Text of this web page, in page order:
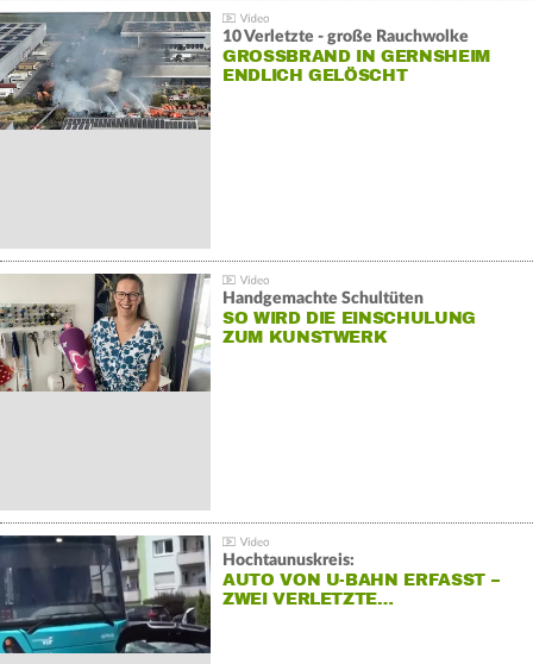
10 Verletzte - große Rauchwolke
GROSSBRAND IN GERNSHEIM E
NDLICH GELÖSCHT
Handgemachte Schultüten
SO WIRD DIE EINSCHULUNG
ZUM KUNSTWERK
Hochtaunuskreis:
AUTO VON U-BAHN ERFASST –
ZWEI VERLETZTE…